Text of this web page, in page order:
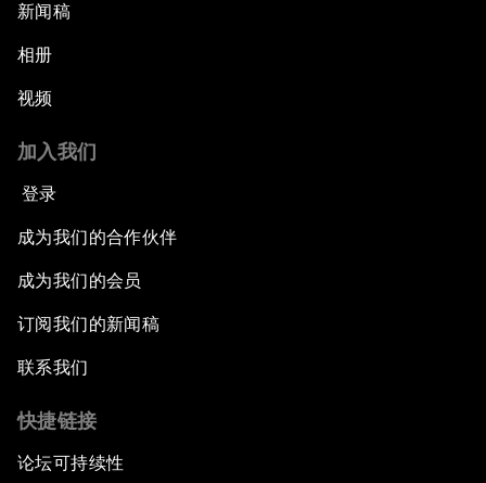
新闻稿
相册
视频
加入我们
登录
成为我们的合作伙伴
成为我们的会员
订阅我们的新闻稿
联系我们
快捷链接
论坛可持续性